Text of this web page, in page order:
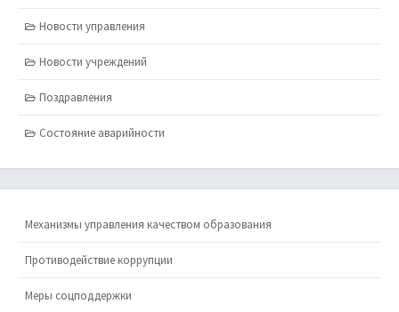
Новости управления
Новости учреждений
Поздравления
Состояние аварийности
Механизмы управления качеством образования
Противодействие коррупции
Меры соцподдержки